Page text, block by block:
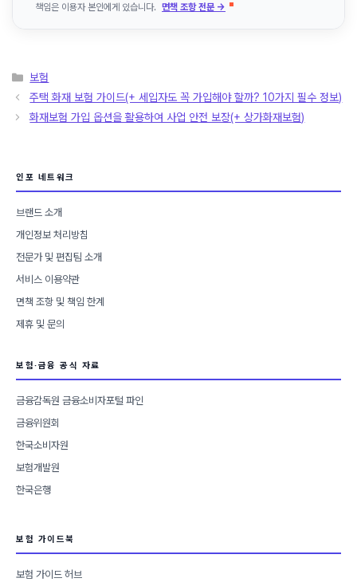
책임은 이용자 본인에게 있습니다. 면책 조항 전문 →
카
테
리
보험
주택 화재 보험 가이드(+ 세입자도 꼭 가입해야 할까? 10가지 필수 정보)
화재보험 가입 옵션을 활용하여 사업 안전 보장(+ 상가화재보험)
인포 네트워크
브랜드 소개
개인정보 처리방침
전문가 및 편집팀 소개
서비스 이용약관
면책 조항 및 책임 한계
제휴 및 문의
보험·금융 공식 자료
금융감독원 금융소비자포털 파인
금융위원회
한국소비자원
보험개발원
한국은행
보험 가이드북
보험 가이드 허브